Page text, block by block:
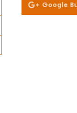
Google